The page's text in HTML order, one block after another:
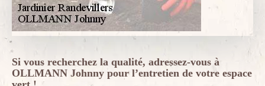
Si vous recherchez la qualité, adressez-vous à
OLLMANN Johnny pour l’entretien de votre espace